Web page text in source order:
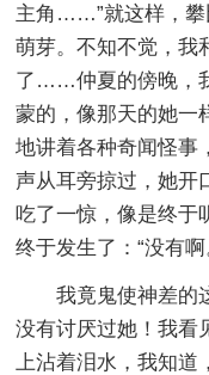
主角……”就这样，攀
萌芽。不知不觉，我
了……仲夏的傍晚，
蒙的，像那天的她一
地讲着各种奇闻怪事
声从耳旁掠过，她开
吃了一惊，像是终于
终于发生了：“没有啊
我竟鬼使神差的
没有讨厌过她！我看
上沾着泪水，我知